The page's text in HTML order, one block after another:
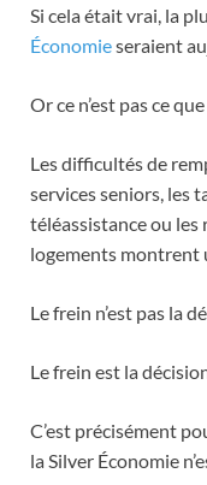
Si cela était vrai, la
Économieseraient
Or ce n’est pas ce
Les difficultés de
services seniors, les
téléassistance ou les
logements montrent
Le frein n’est pas la
Le frein est la
C’est précisément
la Silver Économie